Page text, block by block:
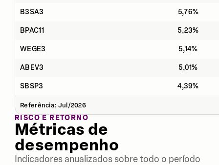
B3SA3 5,76%
BPAC11 5,23%
WEGE3 5,14%
ABEV3 5,01%
SBSP3 4,39%
Referência: Jul/2026
RISCO E RETORNO
Métricas de
desempenho
Indicadores anualizados sobre todo o período